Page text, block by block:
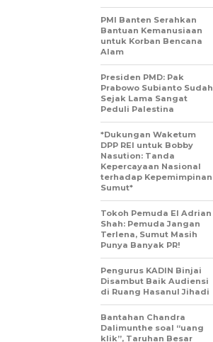
PMI Banten Serahkan
Bantuan Kemanusiaan
untuk Korban Bencana
Alam
Presiden PMD: Pak
Prabowo Subianto Sudah
Sejak Lama Sangat
Peduli Palestina
*Dukungan Waketum
DPP REI untuk Bobby
Nasution: Tanda
Kepercayaan Nasional
terhadap Kepemimpinan
Sumut*
Tokoh Pemuda El Adrian
Shah: Pemuda Jangan
Terlena, Sumut Masih
Punya Banyak PR!
Pengurus KADIN Binjai
Disambut Baik Audiensi
di Ruang Hasanul Jihadi
Bantahan Chandra
Dalimunthe soal “uang
klik”, Taruhan Besar